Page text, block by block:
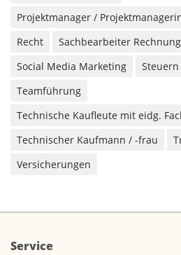
Projektmanager /
Recht
Sachbearbeiter
Social Media Marketing
Steuern
Teamführung
Technische Kaufleute mit eidg.
Technischer Kaufmann / -frau
Versicherungen
Service